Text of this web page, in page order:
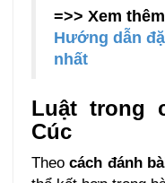
=>> Xem
Hướng dẫn
nhất
Luật trong
Cúc
Theocách đánh